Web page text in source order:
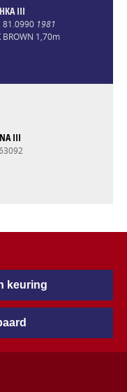
III
81.0990 1981
BROWN 1,70m
III
keuring